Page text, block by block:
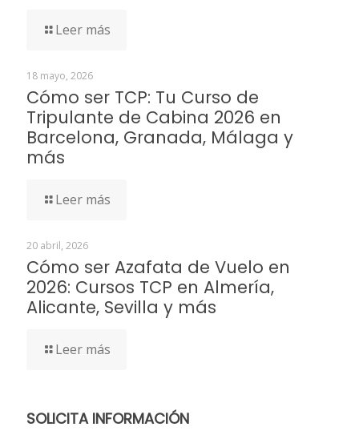
Leer más
18 mayo, 2026
Cómo ser TCP: Tu Curso de
Tripulante de Cabina 2026 en
Barcelona, Granada, Málaga y
más
Leer más
20 abril, 2026
Cómo ser Azafata de Vuelo en
2026: Cursos TCP en Almería,
Alicante, Sevilla y más
Leer más
SOLICITA INFORMACIÓN